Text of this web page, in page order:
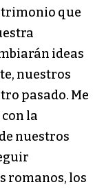
que
ideas
nuestros
pasado. Me
la
nuestros
romanos, los